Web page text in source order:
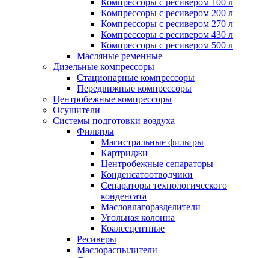
Компрессоры с ресивером 100 л
Компрессоры с ресивером 200 л
Компрессоры с ресивером 270 л
Компрессоры с ресивером 430 л
Компрессоры с ресивером 500 л
Масляные ременные
Дизельные компрессоры
Стационарные компрессоры
Передвижные компрессоры
Центробежные компрессоры
Осушители
Системы подготовки воздуха
Фильтры
Магистральные фильтры
Картриджи
Центробежные сепараторы
Конденсатоотводчики
Сепараторы технологического
конденсата
Масловлагоразделители
Угольная колонна
Коалесцентные
Ресиверы
Маслораспылители